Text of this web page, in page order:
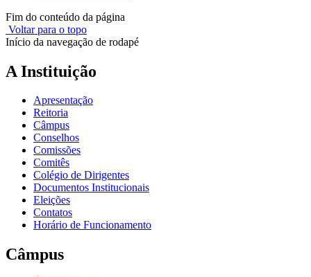
Fim do conteúdo da página
Voltar para o topo
Início da navegação de rodapé
A Instituição
Apresentação
Reitoria
Câmpus
Conselhos
Comissões
Comitês
Colégio de Dirigentes
Documentos Institucionais
Eleições
Contatos
Horário de Funcionamento
Câmpus